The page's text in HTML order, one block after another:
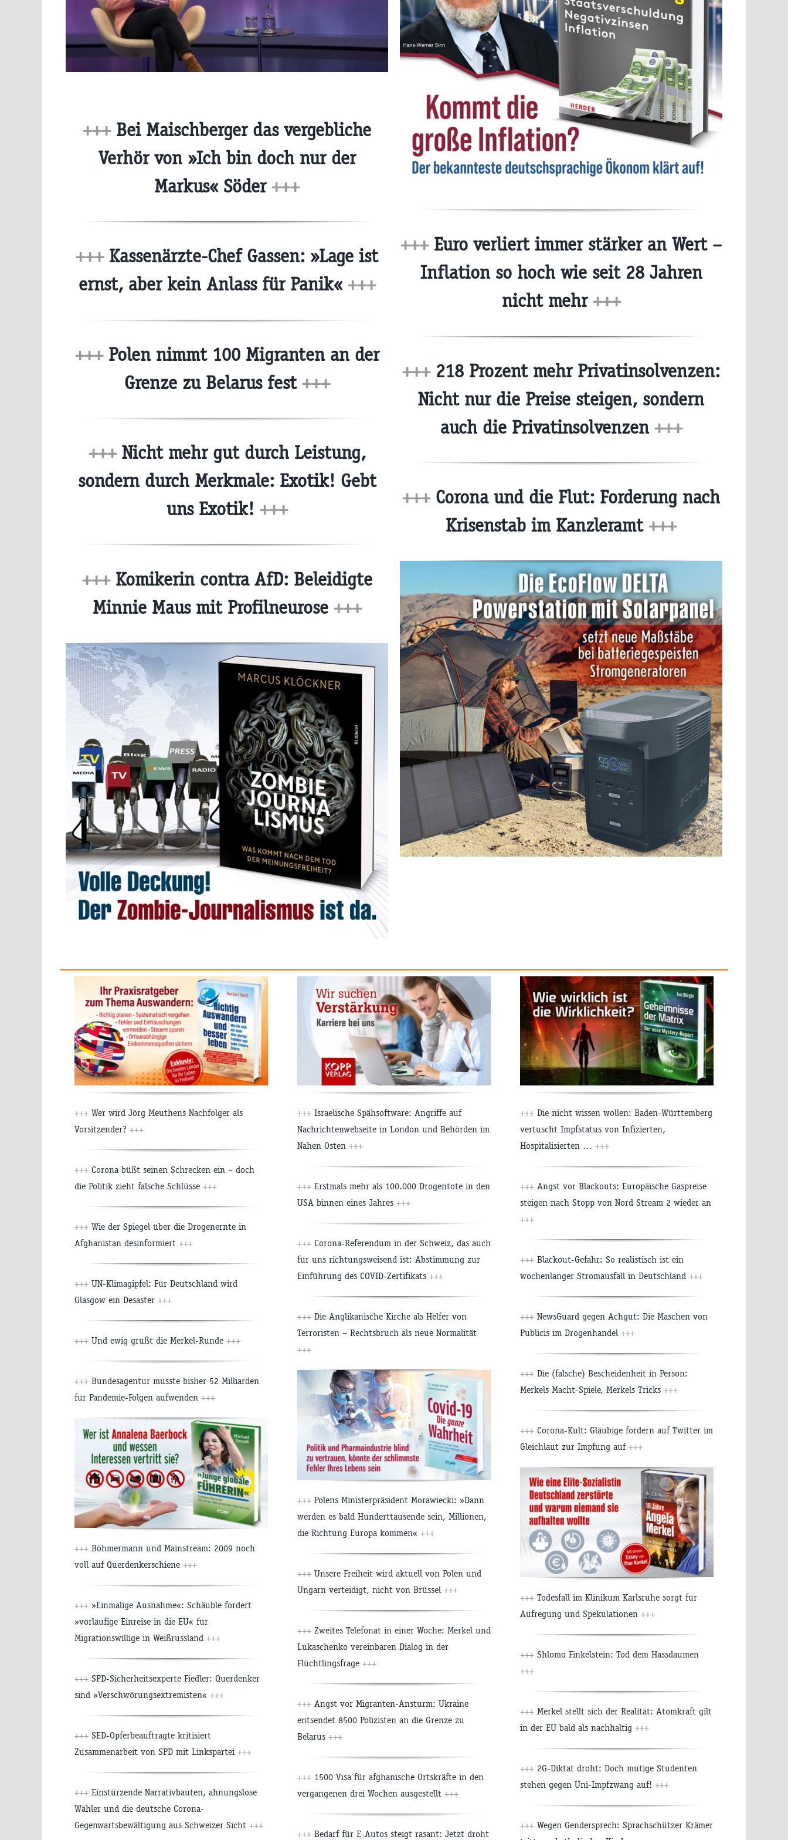
+++Bei Maischberger das vergebliche
Verhör von »Ich bin doch nur der
Markus« Söder+++
+++Kassenärzte-Chef Gassen: »Lage ist
ernst, aber kein Anlass für Panik« +++
+++Polen nimmt 100 Migranten an der
Grenze zu Belarus fest +++
+++Nicht mehr gut durch Leistung,
sondern durch Merkmale: Exotik! Gebt
uns Exotik! +++
+++Komikerin contra AfD: Beleidigte
Minnie Maus mit Profilneurose +++
+++Euro verliert immer stärker an Wert –
Inflation so hoch wie seit 28 Jahren
nicht mehr+++
+++218 Prozent mehr Privatinsolvenzen:
Nicht nur die Preise steigen, sondern
auch die Privatinsolvenzen +++
+++Corona und die Flut: Forderung nach
Krisenstab im Kanzleramt +++
+++ Wer wird Jörg Meuthens Nachfolger als
Vorsitzender? +++
+++ Corona büßt seinen Schrecken ein – doch
die Politik zieht falsche Schlüsse +++
+++ Wie der Spiegel über die Drogenernte in
Afghanistan desinformiert +++
+++ UN-Klimagipfel: Für Deutschland wird
Glasgow ein Desaster +++
+++ Und ewig grüßt die Merkel-Runde +++
+++ Bundesagentur musste bisher 52 Milliarden
für Pandemie-Folgen aufwenden +++
+++ Böhmermann und Mainstream: 2009 noch
voll auf Querdenkerschiene +++
+++ »Einmalige Ausnahme«: Schäuble fordert
»vorläufige Einreise in die EU« für
Migrationswillige in Weißrussland +++
+++ SPD-Sicherheitsexperte Fiedler: Querdenker
sind »Verschwörungsextremisten« +++
+++ SED-Opferbeauftragte kritisiert
Zusammenarbeit von SPD mit Linkspartei +++
+++ Einstürzende Narrativbauten, ahnungslose
Wähler und die deutsche Corona-
Gegenwartsbewältigung aus Schweizer Sicht +++
+++ Israelische Spähsoftware: Angriffe auf
Nachrichtenwebseite in London und Behörden im
Nahen Osten +++
+++ Erstmals mehr als 100.000 Drogentote in den
USA binnen eines Jahres +++
+++ Corona-Referendum in der Schweiz, das auch
für uns richtungsweisend ist: Abstimmung zur
Einführung des COVID-Zertifikats +++
+++ Die Anglikanische Kirche als Helfer von
Terroristen – Rechtsbruch als neue Normalität
+++
+++ Polens Ministerpräsident Morawiecki: »Dann
werden es bald Hunderttausende sein, Millionen,
die Richtung Europa kommen« +++
+++ Unsere Freiheit wird aktuell von Polen und
Ungarn verteidigt, nicht von Brüssel +++
+++ Zweites Telefonat in einer Woche: Merkel und
Lukaschenko vereinbaren Dialog in der
Flüchtlingsfrage +++
+++ Angst vor Migranten-Ansturm: Ukraine
entsendet 8500 Polizisten an die Grenze zu
Belarus +++
+++ 1500 Visa für afghanische Ortskräfte in den
vergangenen drei Wochen ausgestellt +++
+++ Bedarf für E-Autos steigt rasant: Jetzt droht
+++ Die nicht wissen wollen: Baden-Württemberg
vertuscht Impfstatus von Infizierten,
Hospitalisierten … +++
+++ Angst vor Blackouts: Europäische Gaspreise
steigen nach Stopp von Nord Stream 2 wieder an
+++
+++ Blackout-Gefahr: So realistisch ist ein
wochenlanger Stromausfall in Deutschland +++
+++ NewsGuard gegen Achgut: Die Maschen von
Publicis im Drogenhandel +++
+++ Die (falsche) Bescheidenheit in Person:
Merkels Macht-Spiele, Merkels Tricks +++
+++ Corona-Kult: Gläubige fordern auf Twitter im
Gleichlaut zur Impfung auf +++
+++ Todesfall im Klinikum Karlsruhe sorgt für
Aufregung und Spekulationen +++
+++ Shlomo Finkelstein: Tod dem Hassdaumen
+++
+++ Merkel stellt sich der Realität: Atomkraft gilt
in der EU bald als nachhaltig +++
+++ 2G-Diktat droht: Doch mutige Studenten
stehen gegen Uni-Impfzwang auf! +++
+++ Wegen Gendersprech: Sprachschützer Krämer